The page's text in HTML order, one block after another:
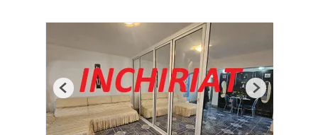
Previous Next